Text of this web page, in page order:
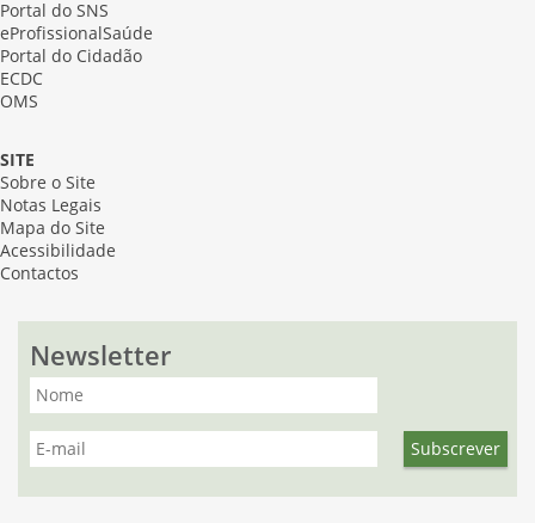
Portal do SNS
eProfissionalSaúde
Portal do Cidadão
ECDC
OMS
SITE
Sobre o Site
Notas Legais
Mapa do Site
Acessibilidade
Contactos
Newsletter